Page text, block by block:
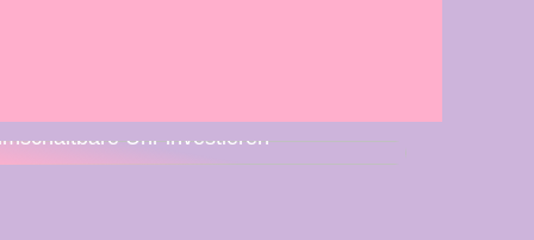
müssen Sie in eine
Uhr investieren